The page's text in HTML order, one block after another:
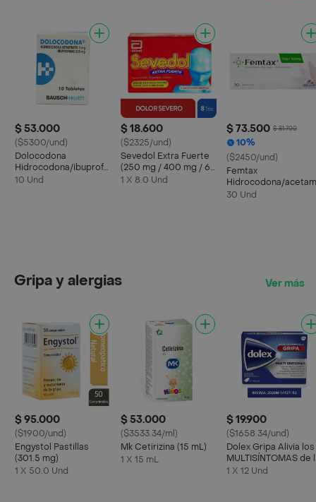
$ 53.000
($5300/und)
Dolocodona
Hidrocodona/ibuprofeno
5/200 Mg
10 Und
$ 18.600
($2325/und)
Sevedol Extra Fuerte
(250 mg / 400 mg / 65
mg)
1 X 8.0 Und
$ 73.500 $ 81.700
10%
($2450/und)
Femtax
Hidrocodona/
5/325 Mg
30 Und
Gripa y alergias Ver más
$ 95.000
($1900/und)
Engystol Pastillas
(301.5 mg)
1 X 50.0 Und
$ 53.000
($3533.34/ml)
Mk Cetirizina (15 mL)
1 X 15 mL
$ 19.900
($1658.34/und)
Dolex Gripa Alivia los
MULTISÍNTOMAS de
Gripa X 12 tabs
1 X 12 Und